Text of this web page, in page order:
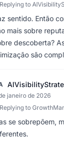
Replying to
sentido. Então
mais sobre
descoberta?
são
janeiro de 2026
Replying to
se sobrepõem,